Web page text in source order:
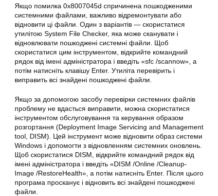
Якщо помилка 0x8007045d спричинена пошкодженими
системними файлами, важливо відремонтувати або
відновити ці файли. Один з варіантів — скористатися
утилітою System File Checker, яка може сканувати і
відновлювати пошкоджені системні файли. Щоб
скористатися цим інструментом, відкрийте командний
рядок від імені адміністратора і введіть «sfc /scannow», а
потім натисніть клавішу Enter. Утиліта перевірить і
виправить всі знайдені пошкоджені файли.
Якщо за допомогою засобу перевірки системних файлів
проблему не вдасться виправити, можна скористатися
інструментом обслуговування та керування образом
розгортання (Deployment Image Servicing and Management
tool, DISM). Цей інструмент може відновити образ системи
Windows і допомогти з відновленням системних оновлень.
Щоб скористатися DISM, відкрийте командний рядок від
імені адміністратора і введіть «DISM /Online /Cleanup-
Image /RestoreHealth», а потім натисніть Enter. Після цього
програма просканує і відновить всі знайдені пошкоджені
файли.